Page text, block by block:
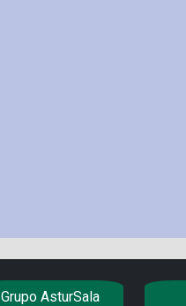
Grupo AsturSala